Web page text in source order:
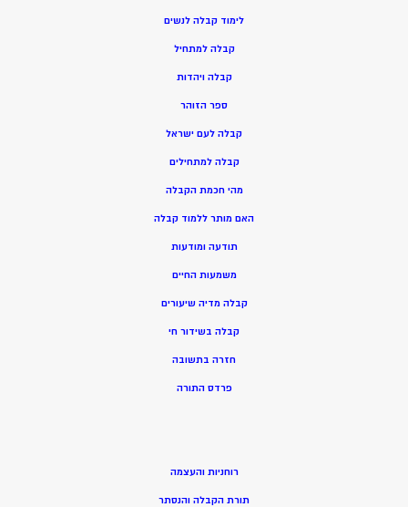
לימוד קבלה לנשים
קבלה למתחיל
קבלה ויהדות
ספר הזוהר
קבלה לעם ישראל
קבלה למתחילים
מהי חכמת הקבלה
האם מותר ללמוד קבלה
תודעה ומודעות
משמעות החיים
קבלה מדיה שיעורים
קבלה בשידור חי
חזרה בתשובה
פרדס התורה
רוחניות והעצמה
תורת הקבלה והנסתר